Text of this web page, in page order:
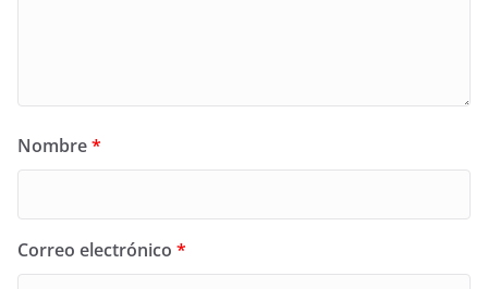
Nombre*
Correo electrónico *